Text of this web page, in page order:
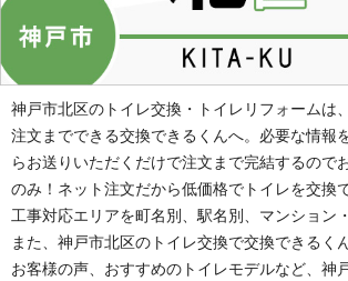
神戸市北区のトイレ交換・トイレリフォームは
注文までできる交換できるくんへ。必要な情報
らお送りいただくだけで注文まで完結するので
のみ！ネット注文だから低価格でトイレを交換
工事対応エリアを町名別、駅名別、マンション
また、神戸市北区のトイレ交換で交換できるく
お客様の声、おすすめのトイレモデルなど、神